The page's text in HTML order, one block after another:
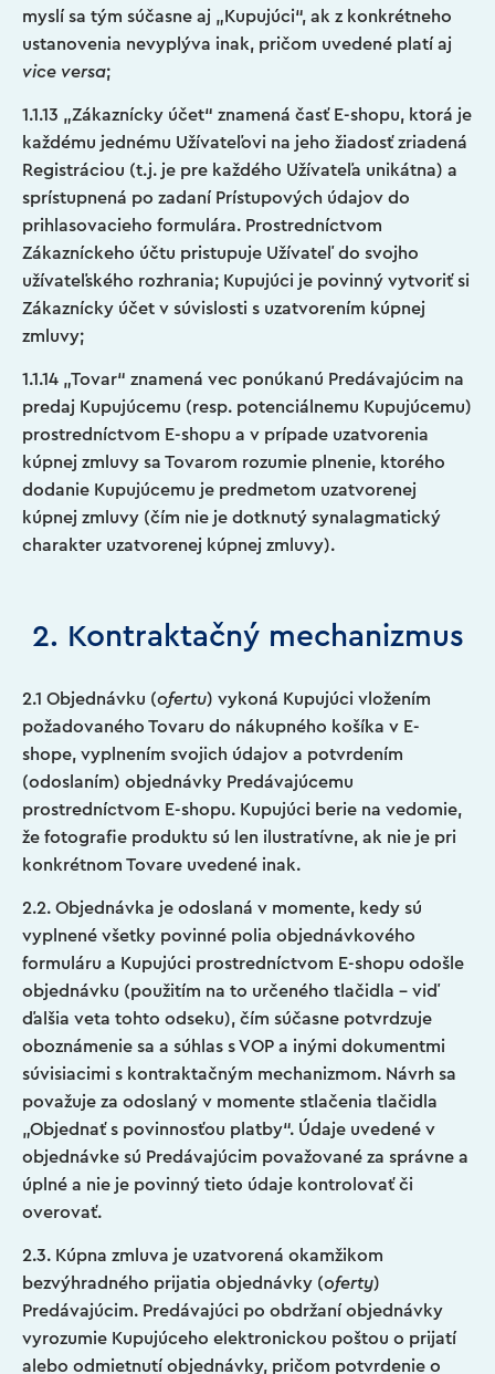
myslí sa tým súčasne aj „Kupujúci“, ak z konkrétneho
ustanovenia nevyplýva inak, pričom uvedené platí aj
vice versa;
1.1.13 „Zákaznícky účet“ znamená časť E-shopu, ktorá je
každému jednému Užívateľovi na jeho žiadosť zriadená
Registráciou (t.j. je pre každého Užívateľa unikátna) a
sprístupnená po zadaní Prístupových údajov do
prihlasovacieho formulára. Prostredníctvom
Zákazníckeho účtu pristupuje Užívateľ do svojho
užívateľského rozhrania; Kupujúci je povinný vytvoriť si
Zákaznícky účet v súvislosti s uzatvorením kúpnej
zmluvy;
1.1.14 „Tovar“ znamená vec ponúkanú Predávajúcim na
predaj Kupujúcemu (resp. potenciálnemu Kupujúcemu)
prostredníctvom E-shopu a v prípade uzatvorenia
kúpnej zmluvy sa Tovarom rozumie plnenie, ktorého
dodanie Kupujúcemu je predmetom uzatvorenej
kúpnej zmluvy (čím nie je dotknutý synalagmatický
charakter uzatvorenej kúpnej zmluvy).
2. Kontraktačný mechanizmus
2.1 Objednávku (ofertu) vykoná Kupujúci vložením
požadovaného Tovaru do nákupného košíka v E-
shope, vyplnením svojich údajov a potvrdením
(odoslaním) objednávky Predávajúcemu
prostredníctvom E-shopu. Kupujúci berie na vedomie,
že fotografie produktu sú len ilustratívne, ak nie je pri
konkrétnom Tovare uvedené inak.
2.2. Objednávka je odoslaná v momente, kedy sú
vyplnené všetky povinné polia objednávkového
formuláru a Kupujúci prostredníctvom E-shopu odošle
objednávku (použitím na to určeného tlačidla – viď
ďalšia veta tohto odseku), čím súčasne potvrdzuje
oboznámenie sa a súhlas s VOP a inými dokumentmi
súvisiacimi s kontraktačným mechanizmom. Návrh sa
považuje za odoslaný v momente stlačenia tlačidla
„Objednať s povinnosťou platby“. Údaje uvedené v
objednávke sú Predávajúcim považované za správne a
úplné a nie je povinný tieto údaje kontrolovať či
overovať.
2.3. Kúpna zmluva je uzatvorená okamžikom
bezvýhradného prijatia objednávky (oferty)
Predávajúcim. Predávajúci po obdržaní objednávky
vyrozumie Kupujúceho elektronickou poštou o prijatí
alebo odmietnutí objednávky, pričom potvrdenie o